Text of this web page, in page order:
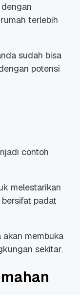
terlebih
sudah bisa
potensi
contoh
melestarikan
padat
akan membuka
sekitar.